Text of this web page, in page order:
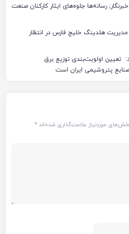
رسانه‌ها جلوه‌های ایثار کارکنان صنعت
هلدینگ خلیج فارس در انتظار
تعیین اولویت‌بندی توزیع برق
پتروشیمی ایران است
موردنیاز علامت‌گذاری شده‌اند*